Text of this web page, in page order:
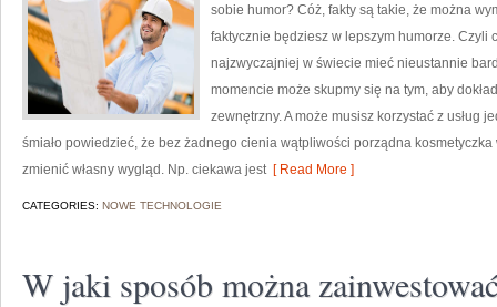
sobie humor? Cóż, fakty są takie, że można
faktycznie będziesz w lepszym humorze. Czyli
najzwyczajniej w świecie mieć nieustannie
momencie może skupmy się na tym, aby
zewnętrzny. A może musisz korzystać z usług
śmiało powiedzieć, że bez żadnego cienia wątpliwości porządna
zmienić własny wygląd. Np. ciekawa jest[ Read More ]
CATEGORIES: NOWE TECHNOLOGIE
W jaki sposób można